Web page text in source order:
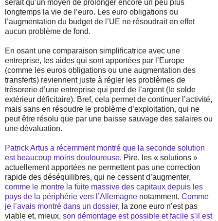
serait qu’un moyen de prolonger encore un peu plus
longtemps la vie de l’euro. Les euro obligations ou
l’augmentation du budget de l’UE ne résoudrait en effet
aucun problème de fond.
En osant une comparaison simplificatrice avec une
entreprise, les aides qui sont apportées par l’Europe
(comme les euros obligations ou une augmentation des
transferts) reviennent juste à régler les problèmes de
trésorerie d’une entreprise qui perd de l’argent (le solde
extérieur déficitaire). Bref, cela permet de continuer l’activité,
mais sans en résoudre le problème d’exploitation, qui ne
peut être résolu que par une baisse sauvage des salaires ou
une dévaluation.
Patrick Artus a récemment montré que la seconde solution
est beaucoup moins douloureuse. Pire, les « solutions »
actuellement apportées ne permettent pas une correction
rapide des déséquilibres, qui ne cessent d’augmenter,
comme le montre la fuite massive des capitaux depuis les
pays de la périphérie vers l’Allemagne notamment. Comme
je l’avais montré dans un dossier, la zone euro n’est pas
viable et, mieux, son démontage est possible et facile s’il est